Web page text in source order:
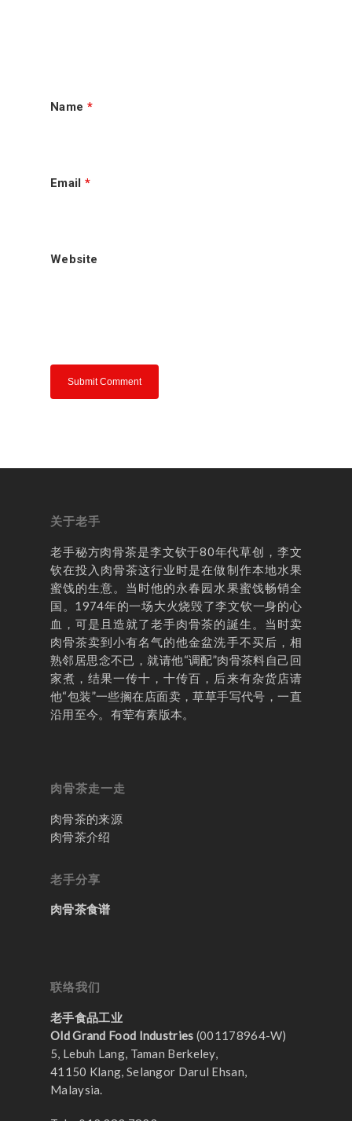
Name *
Email *
Website
关于老手
老手秘方肉骨茶是李文钦于80年代草创，李文
钦在投入肉骨茶这行业时是在做制作本地水果
蜜饯的生意。当时他的永春园水果蜜饯畅销全
国。1974年的一场大火烧毁了李文钦一身的心
血，可是且造就了老手肉骨茶的誕生。当时卖
肉骨茶卖到小有名气的他金盆洗手不买后，相
熟邻居思念不已，就请他“调配”肉骨茶料自己回
家煮，结果一传十，十传百，后来有杂货店请
他“包装”一些搁在店面卖，草草手写代号，一直
沿用至今。有荤有素版本。
肉骨茶走一走
肉骨茶的来源
肉骨茶介绍
老手分享
肉骨茶食谱
联络我们
老手食品工业
Old Grand Food Industries (001178964-W)
5, Lebuh Lang, Taman Berkeley,
41150 Klang, Selangor Darul Ehsan,
Malaysia.